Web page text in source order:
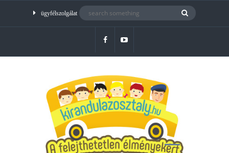
ügyfélszolgálat